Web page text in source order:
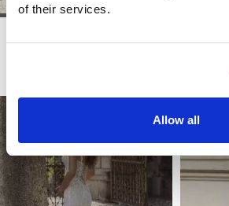
of their services.
Allow all
TORONTO